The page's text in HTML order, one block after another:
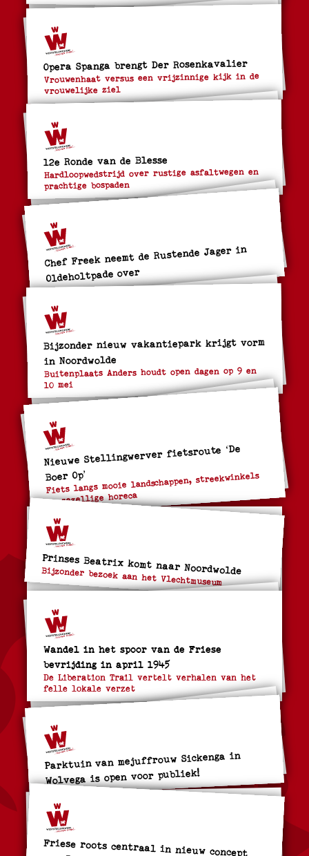
Opera Spanga brengt Der Rosenkavalier
Vrouwenhaat versus een vrijzinnige kijk in de
vrouwelijke ziel
12e Ronde van de Blesse
Hardloopwedstrijd over rustige asfaltwegen en
prachtige bospaden
Chef Freek neemt de Rustende Jager in
Oldeholtpade over
Bijzonder nieuw vakantiepark krijgt vorm
in Noordwolde
Buitenplaats Anders houdt open dagen op 9 en
10 mei
Nieuwe Stellingwerver fietsroute ‘De
Boer Op’
Fiets langs mooie landschappen, streekwinkels
en gezellige horeca
Prinses Beatrix komt naar Noordwolde
Bijzonder bezoek aan het Vlechtmuseum
Wandel in het spoor van de Friese
bevrijding in april 1945
De Liberation Trail vertelt verhalen van het
felle lokale verzet
Parktuin van mejuffrouw Sickenga in
Wolvega is open voor publiek!
Friese roots centraal in nieuw concept